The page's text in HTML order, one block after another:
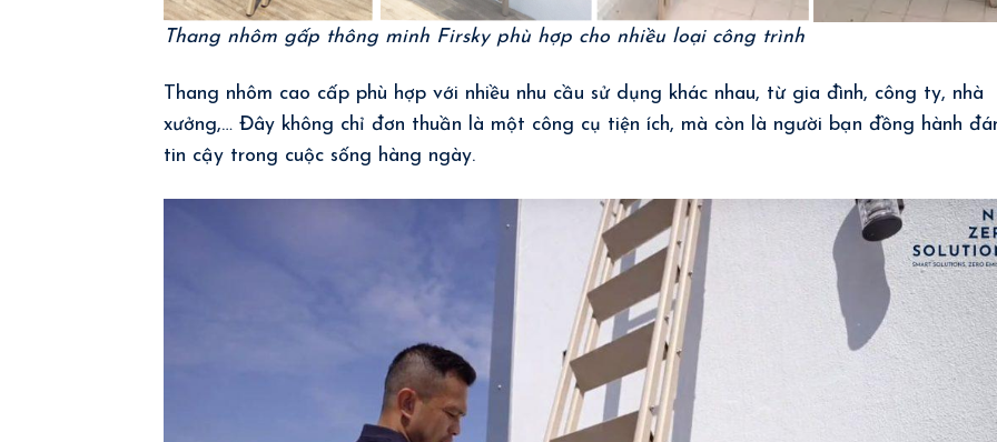
Thang nhôm gấp thông minh Firsky phù hợp cho nhiều loại công trình
Thang nhôm cao cấp phù hợp với nhiều nhu cầu sử dụng khác nhau, từ gia đình, công ty, nhà
xưởng,… Đây không chỉ đơn thuần là một công cụ tiện ích, mà còn là người bạn đồng hành
tin cậy trong cuộc sống hàng ngày.